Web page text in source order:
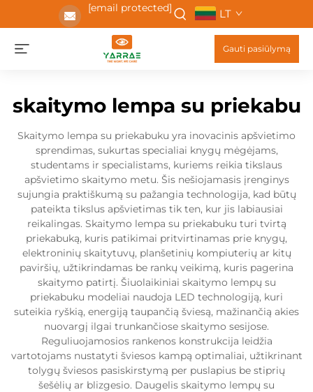
[email protected] LT
Gauti pasiūlymą
skaitymo lempa su priekabu
Skaitymo lempa su priekabuku yra inovacinis apšvietimo
sprendimas, sukurtas specialiai knygų mėgėjams,
studentams ir specialistams, kuriems reikia tikslaus
apšvietimo skaitymo metu. Šis nešiojamasis įrenginys
sujungia praktiškumą su pažangia technologija, kad būtų
pateikta tikslus apšvietimas tik ten, kur jis labiausiai
reikalingas. Skaitymo lempa su priekabuku turi tvirtą
priekabuką, kuris patikimai pritvirtinamas prie knygų,
elektroninių skaitytuvų, planšetinių kompiuterių ar kitų
paviršių, užtikrindamas be rankų veikimą, kuris pagerina
skaitymo patirtį. Šiuolaikiniai skaitymo lempų su
priekabuku modeliai naudoja LED technologiją, kuri
suteikia ryškią, energiją taupančią šviesą, mažinančią akies
nuovargį ilgai trunkančiose skaitymo sesijose.
Reguliuojamosios rankenos konstrukcija leidžia
vartotojams nustatyti šviesos kampą optimaliai, užtikrinant
tolygų šviesos pasiskirstymą per puslapius be stiprių
šešėlių ar blizgesio. Daugelis skaitymo lempų su